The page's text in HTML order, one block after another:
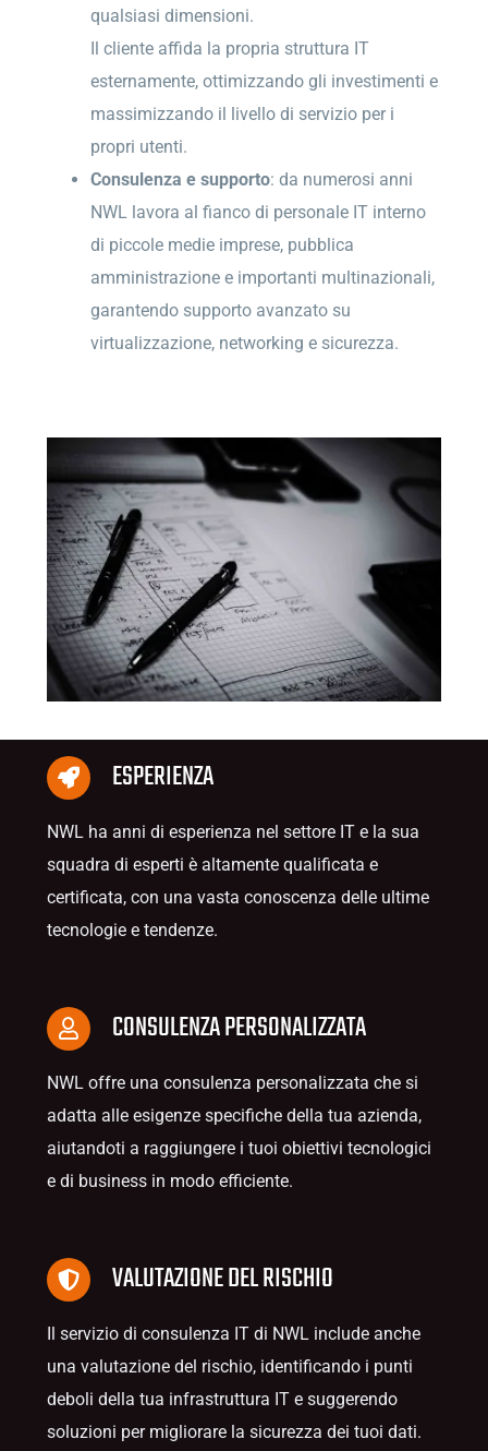
qualsiasi dimensioni.
Il cliente affida la propria struttura IT
esternamente, ottimizzando gli investimenti e
massimizzando il livello di servizio per i
propri utenti.
Consulenza e supporto: da numerosi anni
NWL lavora al fianco di personale IT interno
di piccole medie imprese, pubblica
amministrazione e importanti multinazionali,
garantendo supporto avanzato su
virtualizzazione, networking e sicurezza.
ESPERIENZA
NWL ha anni di esperienza nel settore IT e la sua
squadra di esperti è altamente qualificata e
certificata, con una vasta conoscenza delle ultime
tecnologie e tendenze.
CONSULENZA PERSONALIZZATA
NWL offre una consulenza personalizzata che si
adatta alle esigenze specifiche della tua azienda,
aiutandoti a raggiungere i tuoi obiettivi tecnologici
e di business in modo efficiente.
VALUTAZIONE DEL RISCHIO
Il servizio di consulenza IT di NWL include anche
una valutazione del rischio, identificando i punti
deboli della tua infrastruttura IT e suggerendo
soluzioni per migliorare la sicurezza dei tuoi dati.